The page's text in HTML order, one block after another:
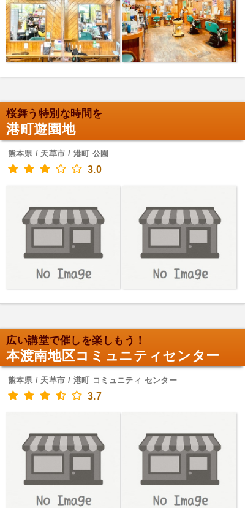
桜舞う特別な時間を
港町遊園地
熊本県 / 天草市 / 港町 公園
3.0
広い講堂で催しを楽しもう！
本渡南地区コミュニティセンター
熊本県 / 天草市 / 港町 コミュニティ センター
3.7